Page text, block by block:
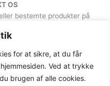
for at sikre, at du får
Ved at trykke
brugen af alle cookies.
OS
bestemte produkter på
på Kontakt-siden.